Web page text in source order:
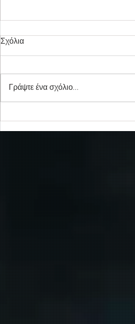
Σχόλια
Γράψτε ένα σχόλιο...